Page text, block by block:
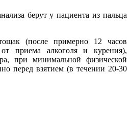
берут у пациента из пальца
(после примерно 12 часов
от приема алкоголя и курения),
при минимальной физической
перед взятием (в течении 20-30